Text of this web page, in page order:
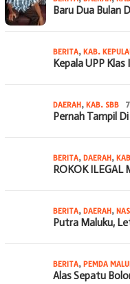
Baru Dua Bulan
BERITA, KAB.
Kepala UPP
DAERAH, KAB. SBB
Pernah Tampil
BERITA, DAERAH,
ROKOK ILEGAL
BERITA, DAERAH,
Putra Maluku,
BERITA, PEMDA
Alas Sepatu